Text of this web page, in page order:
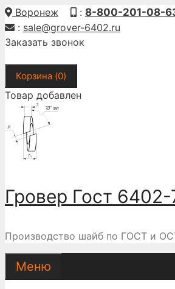
Перейти
к
содержимому
Воронеж : 8-800-201-08-
: sale@grover-6402.ru
Заказать звонок
Корзина (0)
Товар добавлен
Гровер Гост 6402-
Производство шайб по ГОСТ и
Меню